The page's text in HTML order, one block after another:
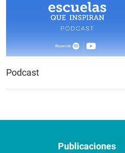
Podcast
Publicaciones